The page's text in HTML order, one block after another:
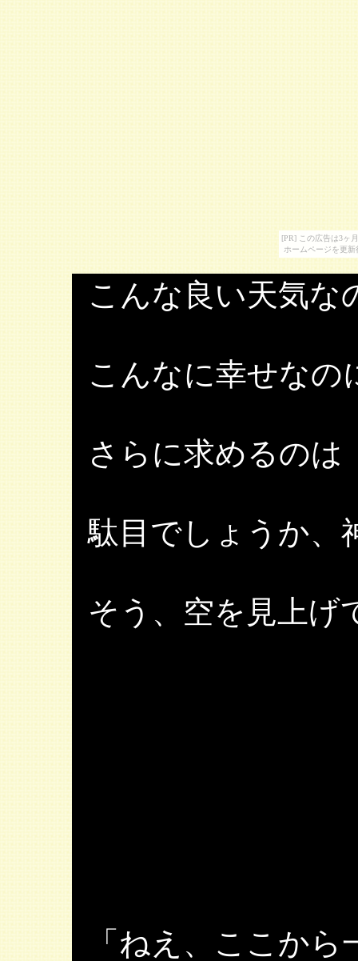
[PR] この広告は3ヶ
ホームページを更
こんな良い天気な
こんなに幸せなの
さらに求めるのは
駄目でしょうか、
そう、空を見上げ
「ねえ、ここか